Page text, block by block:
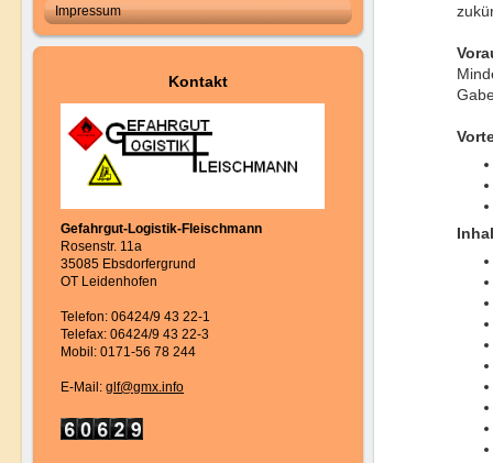
Impressum
Kontakt
Gefahrgut-Logistik-Fleischmann
Rosenstr. 11a
35085 Ebsdorfergrund
OT Leidenhofen
Telefon: 06424/9 43 22-1
Telefax: 06424/9 43 22-3
Mobil: 0171-56 78 244
E-Mail: glf@gmx.info